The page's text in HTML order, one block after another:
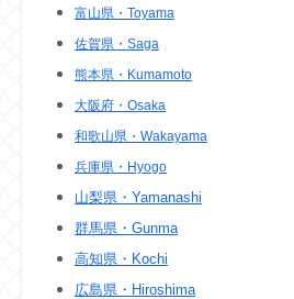
富山県・Toyama
佐賀県・Saga
熊本県・Kumamoto
大阪府・Osaka
和歌山県・Wakayama
兵庫県・Hyogo
山梨県・Yamanashi
群馬県・Gunma
高知県・Kochi
広島県・Hiroshima